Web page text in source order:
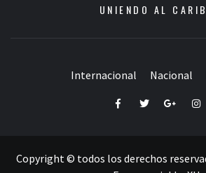
UNIENDO AL
Internacional Nacional
FacebookTwitterGoogle+
Copyright © todos los derechos